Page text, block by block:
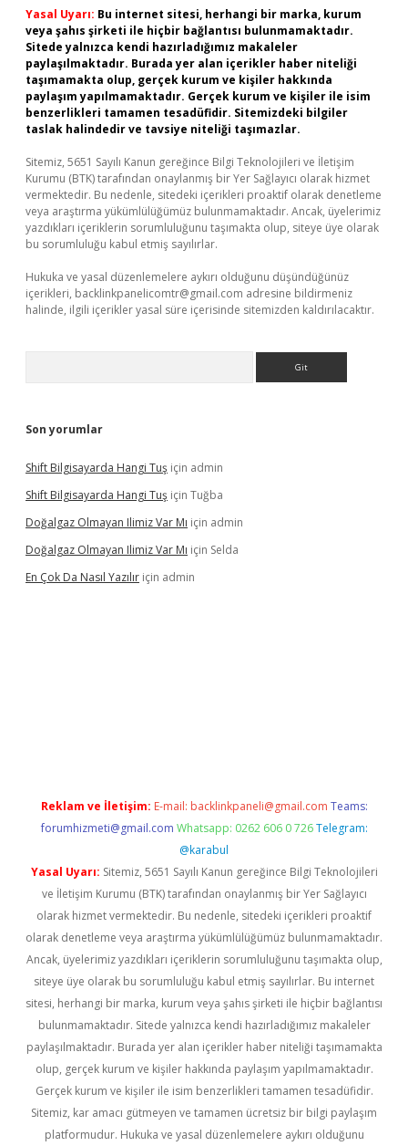
Yasal Uyarı: Bu internet sitesi, herhangi bir marka, kurum
veya şahıs şirketi ile hiçbir bağlantısı bulunmamaktadır.
Sitede yalnızca kendi hazırladığımız makaleler
paylaşılmaktadır. Burada yer alan içerikler haber niteliği
taşımamakta olup, gerçek kurum ve kişiler hakkında
paylaşım yapılmamaktadır. Gerçek kurum ve kişiler ile isim
benzerlikleri tamamen tesadüfidir. Sitemizdeki bilgiler
taslak halindedir ve tavsiye niteliği taşımazlar.
Sitemiz, 5651 Sayılı Kanun gereğince Bilgi Teknolojileri ve İletişim
Kurumu (BTK) tarafından onaylanmış bir Yer Sağlayıcı olarak hizmet
vermektedir. Bu nedenle, sitedeki içerikleri proaktif olarak denetleme
veya araştırma yükümlülüğümüz bulunmamaktadır. Ancak, üyelerimiz
yazdıkları içeriklerin sorumluluğunu taşımakta olup, siteye üye olarak
bu sorumluluğu kabul etmiş sayılırlar.
Hukuka ve yasal düzenlemelere aykırı olduğunu düşündüğünüz
içerikleri, backlinkpanelicomtr@gmail.com adresine bildirmeniz
halinde, ilgili içerikler yasal süre içerisinde sitemizden kaldırılacaktır.
Son yorumlar
Shift Bilgisayarda Hangi Tuş için admin
Shift Bilgisayarda Hangi Tuş için Tuğba
Doğalgaz Olmayan Ilimiz Var Mı için admin
Doğalgaz Olmayan Ilimiz Var Mı için Selda
En Çok Da Nasıl Yazılır için admin
Reklam ve İletişim: E-mail: backlinkpaneli@gmail.com Teams:
forumhizmeti@gmail.com Whatsapp: 0262 606 0 726 Telegram:
@karabul
Yasal Uyarı: Sitemiz, 5651 Sayılı Kanun gereğince Bilgi Teknolojileri
ve İletişim Kurumu (BTK) tarafından onaylanmış bir Yer Sağlayıcı
olarak hizmet vermektedir. Bu nedenle, sitedeki içerikleri proaktif
olarak denetleme veya araştırma yükümlülüğümüz bulunmamaktadır.
Ancak, üyelerimiz yazdıkları içeriklerin sorumluluğunu taşımakta olup,
siteye üye olarak bu sorumluluğu kabul etmiş sayılırlar. Bu internet
sitesi, herhangi bir marka, kurum veya şahıs şirketi ile hiçbir bağlantısı
bulunmamaktadır. Sitede yalnızca kendi hazırladığımız makaleler
paylaşılmaktadır. Burada yer alan içerikler haber niteliği taşımamakta
olup, gerçek kurum ve kişiler hakkında paylaşım yapılmamaktadır.
Gerçek kurum ve kişiler ile isim benzerlikleri tamamen tesadüfidir.
Sitemiz, kar amacı gütmeyen ve tamamen ücretsiz bir bilgi paylaşım
platformudur. Hukuka ve yasal düzenlemelere aykırı olduğunu